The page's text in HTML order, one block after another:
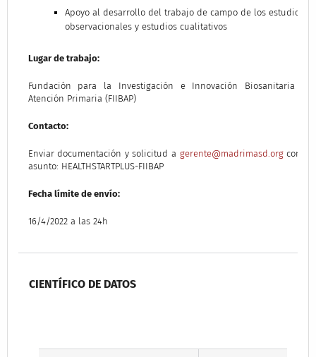
Apoyo al desarrollo del trabajo de campo de los estudios
observacionales y estudios cualitativos
Lugar de trabajo:
Fundación para la Investigación e Innovación Biosanitaria de
Atención Primaria (FIIBAP)
Contacto:
Enviar documentación y solicitud a gerente@madrimasd.orgcon el
asunto: HEALTHSTARTPLUS-FIIBAP
Fecha límite de envío:
16/4/2022 a las 24h
CIENTÍFICO DE DATOS